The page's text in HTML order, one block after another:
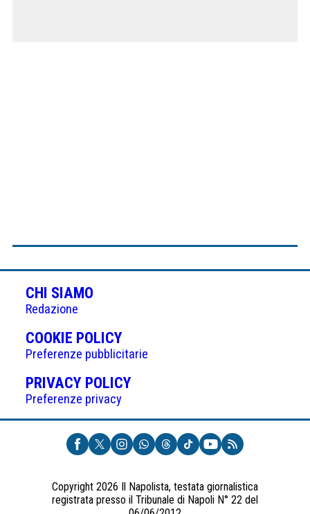
CHI SIAMO
Redazione
COOKIE POLICY(APRE
IN
UNA
NUOVA
Preferenze pubblicitarie
PRIVACY POLICY(APRE
UNA
NUOVA
SCHEDA)
Preferenze privacy
Copyright 2026 Il Napolista, testata giornalistica
registrata presso il Tribunale di Napoli N° 22 del